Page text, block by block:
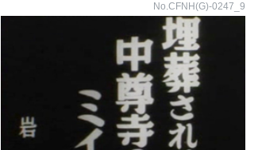
No.CFNH(G)-0247_9